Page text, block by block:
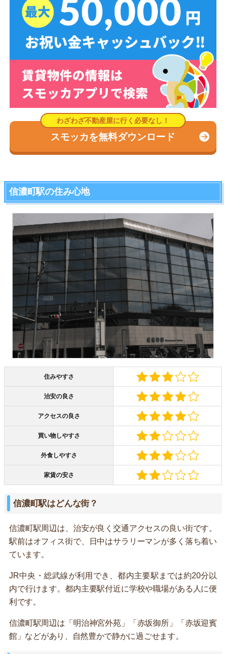
スモッカを無料ダウンロード
信濃町駅の住み心地
住みやすさ
治安の良さ
アクセスの良さ
買い物しやすさ
外食しやすさ
家賃の安さ
信濃町駅はどんな街？
信濃町駅周辺は、治安が良く交通アクセスの良い街です。
駅前はオフィス街で、日中はサラリーマンが多く落ち着い
ています。
JR中央・総武線が利用でき、都内主要駅までは約20分以
内で行けます。都内主要駅付近に学校や職場がある人に便
利です。
信濃町駅周辺は「明治神宮外苑」「赤坂御所」「赤坂迎賓
館」などがあり、自然豊かで静かに過ごせます。